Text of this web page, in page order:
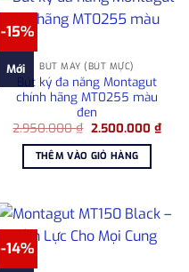
-15%
Mới BÚT MÁY (BÚT MỰC)
Bút ký đa năng Montagut
chính hãng MT0255 màu
đen
2.950.000₫ Giá
là:
2.950.000 ₫.
2.500.000 ₫Giá
THÊM VÀO GIỎ HÀNG
-14%